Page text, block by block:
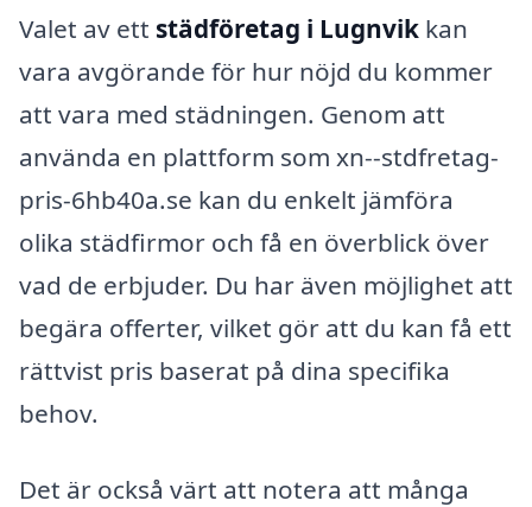
Valet av ett städföretag i Lugnvik kan
vara avgörande för hur nöjd du kommer
att vara med städningen. Genom att
använda en plattform som xn--stdfretag-
pris-6hb40a.se kan du enkelt jämföra
olika städfirmor och få en överblick över
vad de erbjuder. Du har även möjlighet att
begära offerter, vilket gör att du kan få ett
rättvist pris baserat på dina specifika
behov.
Det är också värt att notera att många